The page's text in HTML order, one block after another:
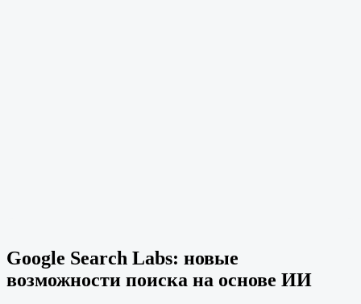
Google Search Labs: новые
возможности поиска на основе ИИ